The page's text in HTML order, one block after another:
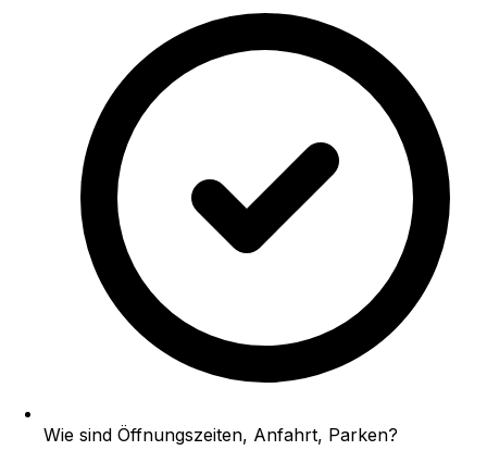
Wie sind Öffnungszeiten, Anfahrt, Parken?